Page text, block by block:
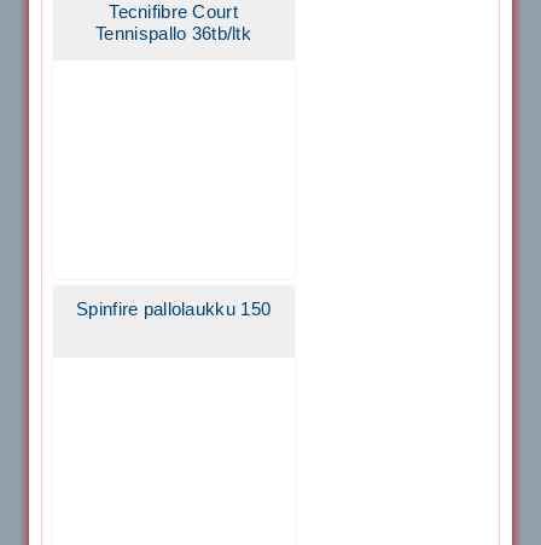
Tecnifibre Court
Tennispallo 36tb/ltk
Spinfire pallolaukku 150